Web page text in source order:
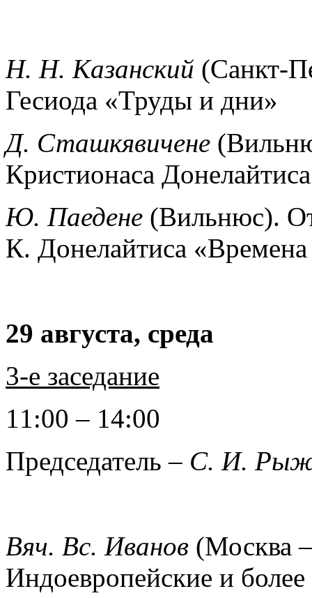
Н. Н. Казанский (Санкт-
Гесиода «Труды и дни»
Д. Сташкявичене
Кристионаса Донелайтиса
Ю. Паедене (Вильнюс).
К. Донелайтиса «Времена
29 августа, среда
3-е заседание
11:00 – 14:00
Председатель – С. И.
Вяч. Вс. Иванов (Москва
Индоевропейские и